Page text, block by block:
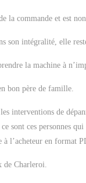
la commande et est
son intégralité, elle
la machine à
bon père de famille.
interventions de
sont ces personnes
l’acheteur en format
de Charleroi.